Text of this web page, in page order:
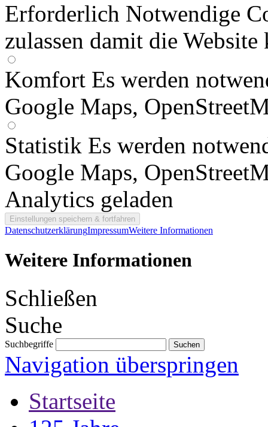
Erforderlich Notwendige
zulassen damit die
Komfort Es werden
Google Maps,
Statistik Es werden
Google Maps,
Analytics geladen
DatenschutzerklärungImpressumWeitere Informationen
Weitere Informationen
Schließen
Suche
Suchbegriffe
Navigation überspringen
Startseite